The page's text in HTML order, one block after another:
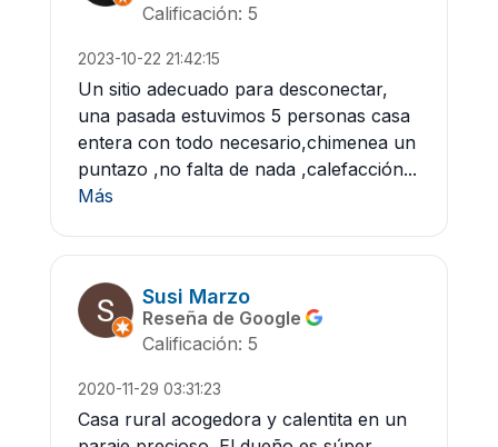
Calificación: 5
2023-10-22 21:42:15
Un sitio adecuado para desconectar,
una pasada estuvimos 5 personas casa
entera con todo necesario,chimenea un
puntazo ,no falta de nada ,calefacción...
Más
Susi Marzo
Reseña de Google
Calificación: 5
2020-11-29 03:31:23
Casa rural acogedora y calentita en un